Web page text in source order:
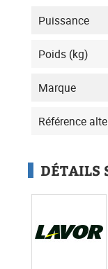
Puissance
Poids (kg)
Marque
Référence
DÉTAILS